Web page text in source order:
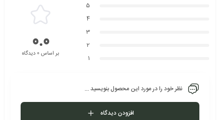
5
4
3
2
1
0.0بر اساس 0 دیدگاه
نظر خود را در مورد این محصول بنویسید ...
افزودن دیدگاه